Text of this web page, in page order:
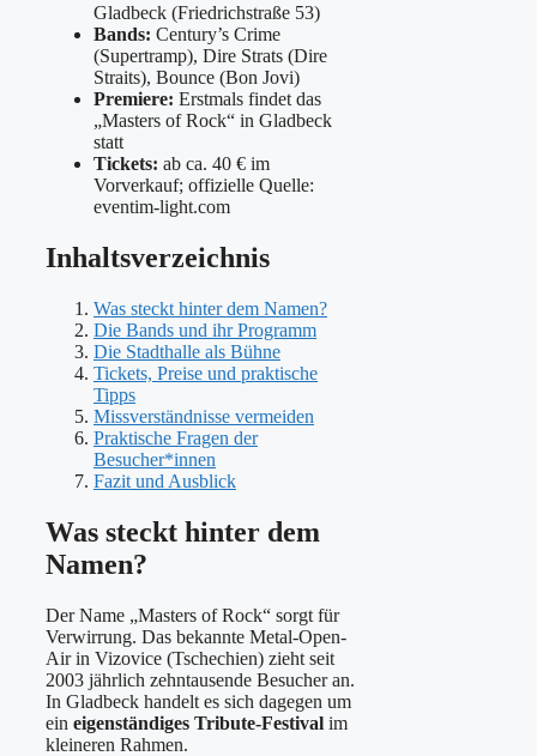
Gladbeck (Friedrichstraße 53)
Bands: Century’s Crime
(Supertramp), Dire Strats (Dire
Straits), Bounce (Bon Jovi)
Premiere: Erstmals findet das
„Masters of Rock“ in Gladbeck
statt
Tickets: ab ca. 40 € im
Vorverkauf; offizielle Quelle:
eventim-light.com
Inhaltsverzeichnis
Was steckt hinter dem Namen?
Die Bands und ihr Programm
Die Stadthalle als Bühne
Tickets, Preise und praktische
Tipps
Missverständnisse vermeiden
Praktische Fragen der
Besucher*innen
Fazit und Ausblick
Was steckt hinter dem
Namen?
Der Name „Masters of Rock“ sorgt für
Verwirrung. Das bekannte Metal-Open-
Air in Vizovice (Tschechien) zieht seit
2003 jährlich zehntausende Besucher an.
In Gladbeck handelt es sich dagegen um
ein eigenständiges Tribute-Festival im
kleineren Rahmen.